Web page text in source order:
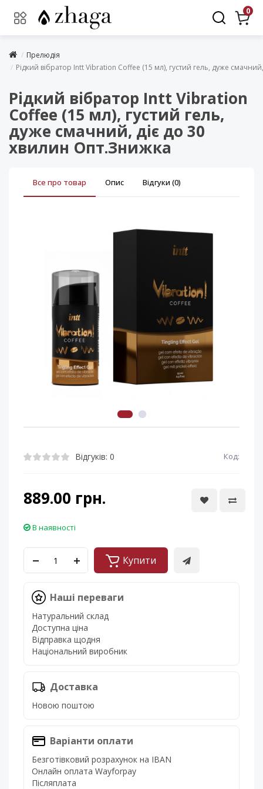
0
Прелюдія
Рідкий вібратор Intt Vibration Coffee (15 мл), густий гель, дуже
Рідкий вібратор Intt Vibration
Coffee (15 мл), густий гель,
дуже смачний, діє до 30
хвилин Опт.Знижка
Все про товар Опис Відгуки (0)
Відгуків: 0 Код:
889.00 грн.
В наявності
Купити
Наші переваги
Натуральний склад
Доступна ціна
Відправка щодня
Національний виробник
Доставка
Новою поштою
Варіанти оплати
Безготівковий розрахунок на IBAN
Онлайн оплата Wayforpay
Післяплата